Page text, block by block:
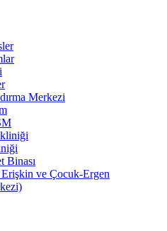
Merkezi
Binası
ve Çocuk-Ergen